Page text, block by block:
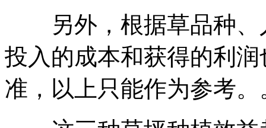
另外，根据草品种、
投入的成本和获得的利
准，以上只能作为参考。